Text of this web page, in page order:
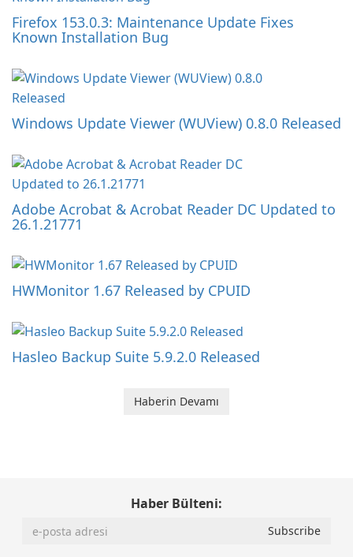
Firefox 153.0.3: Maintenance Update Fixes
Known Installation Bug
Windows Update Viewer (WUView) 0.8.0 Released
Adobe Acrobat & Acrobat Reader DC Updated to
26.1.21771
HWMonitor 1.67 Released by CPUID
Hasleo Backup Suite 5.9.2.0 Released
Haberin Devamı
Haber Bülteni: